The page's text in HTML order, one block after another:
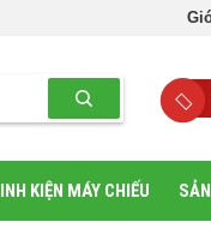
KIỆN MÁY CHIẾU